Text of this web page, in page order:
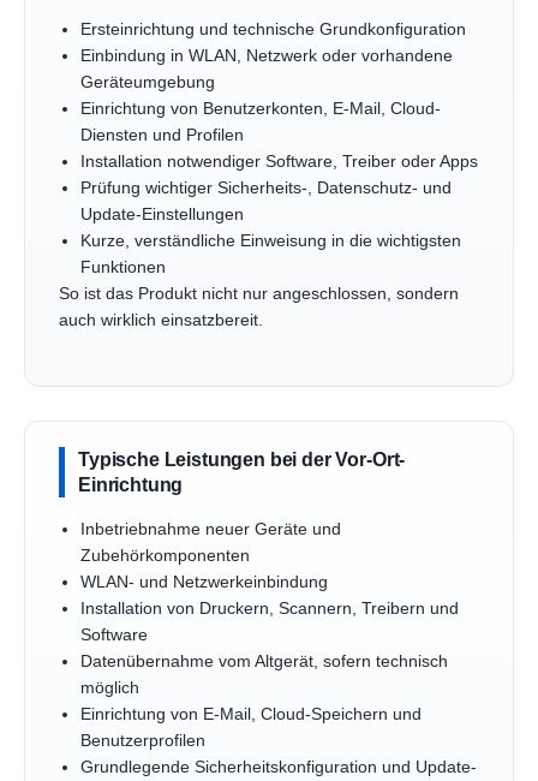
Ersteinrichtung und technische Grundkonfiguration
Einbindung in WLAN, Netzwerk oder vorhandene
Geräteumgebung
Einrichtung von Benutzerkonten, E-Mail, Cloud-
Diensten und Profilen
Installation notwendiger Software, Treiber oder Apps
Prüfung wichtiger Sicherheits-, Datenschutz- und
Update-Einstellungen
Kurze, verständliche Einweisung in die wichtigsten
Funktionen
So ist das Produkt nicht nur angeschlossen, sondern
auch wirklich einsatzbereit.
Typische Leistungen bei der Vor-Ort-
Einrichtung
Inbetriebnahme neuer Geräte und
Zubehörkomponenten
WLAN- und Netzwerkeinbindung
Installation von Druckern, Scannern, Treibern und
Software
Datenübernahme vom Altgerät, sofern technisch
möglich
Einrichtung von E-Mail, Cloud-Speichern und
Benutzerprofilen
Grundlegende Sicherheitskonfiguration und Update-